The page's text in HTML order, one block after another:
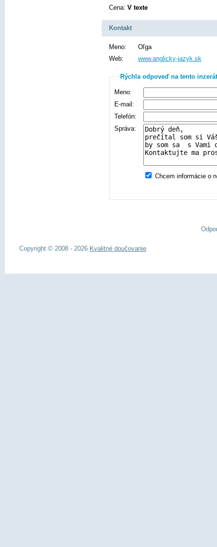
Cena: V texte
Kontakt
Meno:
Oľga
Web:
www.anglicky-jazyk.sk
Rýchla odpoveď na tento inzerát
Meno:
E-mail:
Telefón:
Správa:
Chcem informácie o
Copyright © 2008 - 2026 Kvalitné doučovanie